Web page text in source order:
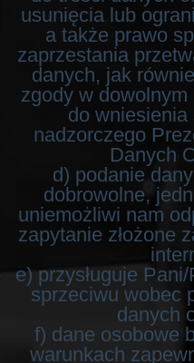
usunięcia lub
a także prawo
zaprzestania
danych, jak
zgody w
do wniesienia
nadzorczego
Danych
d) podanie
dobrowolne,
uniemożliwi nam
zapytanie złożone
e) przysługuje
sprzeciwu wobec
danych
f) dane osobowe
warunkach